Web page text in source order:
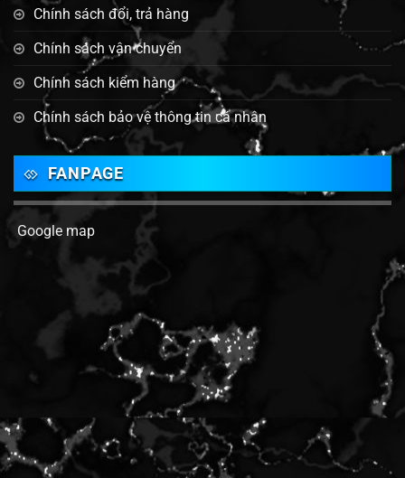
Chính sách đổi, trả hàng
Chính sách vận chuyển
Chính sách kiểm hàng
Chính sách bảo vệ thông tin cá nhân
FANPAGE
Google map